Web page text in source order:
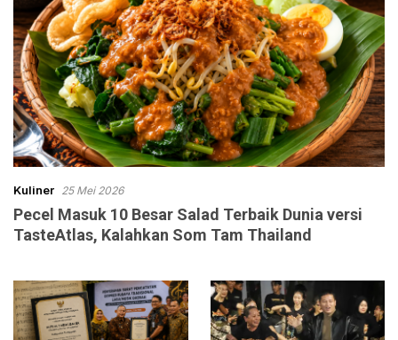
Kuliner 25 Mei 2026
Pecel Masuk 10 Besar Salad Terbaik Dunia versi
TasteAtlas, Kalahkan Som Tam Thailand